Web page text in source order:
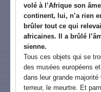
volé à l’Afrique son
continent, lui, n’a rien
brûler tout ce qui
africaines. Il a brûlé
sienne.
Tous ces objets qui se
des musées européens
dans leur grande
terreur, le meurtre. Et